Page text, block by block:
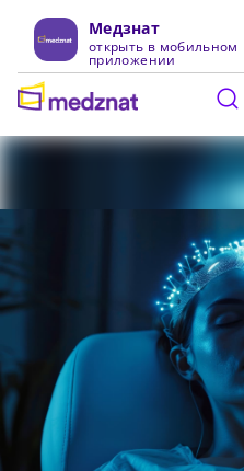
Медзнат
открыть в мобильном
приложении